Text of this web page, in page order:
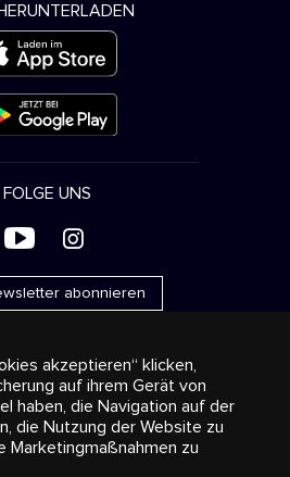
FOLGE UNS
+ &
abonnieren
und Vertrieb
Konsumgüter
Radio Über uns
Cookies
settings
akzeptieren“ klicken,
auf ihrem Gerät von
haben, die Navigation auf der
die Nutzung der Website zu
Marketingmaßnahmen zu